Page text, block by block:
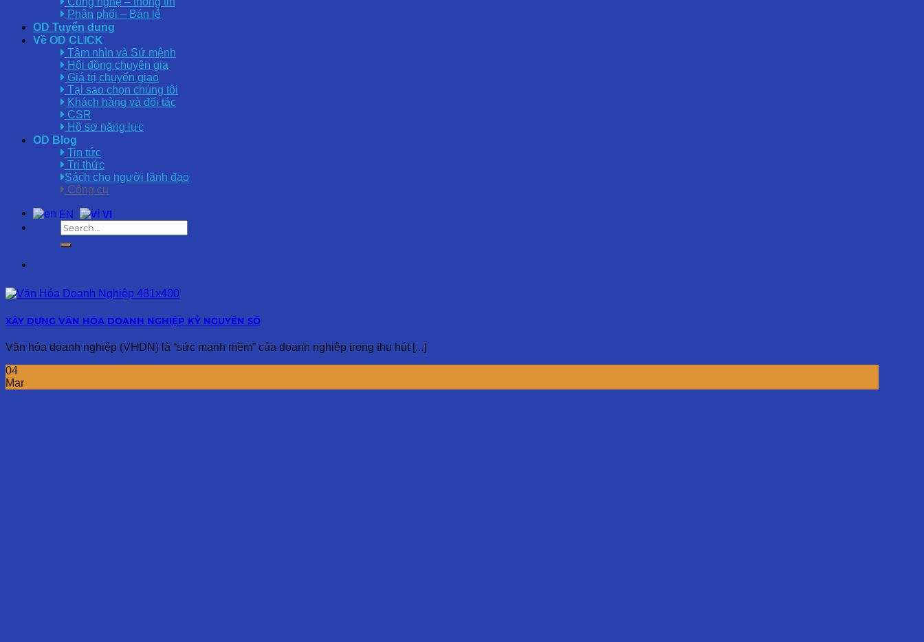
Phân phối – Bán lẻ
OD Tuyển dụng
Về OD CLICK
Tầm nhìn và Sứ mệnh
Hội đồng chuyên gia
Giá trị chuyển giao
Tại sao chọn chúng tôi
Khách hàng và đối tác
CSR
Hồ sơ năng lực
OD Blog
Tin tức
Tri thức
Sách cho người lãnh đạo
Công cụ
EN VI
XÂY DỰNG VĂN HÓA DOANH NGHIỆP KỶ NGUYÊN SỐ
Văn hóa doanh nghiệp (VHDN) là “sức mạnh mềm” của doanh nghiệp trong thu hút [...]
04
Mar